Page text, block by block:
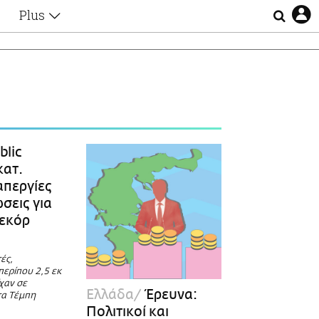
Plus
Οι Αθηναίοι
Απώλειες
Lgbtqi+
Επιλογές
για
2,5 εκ
σε
Τέμπη
Ελλάδα Έρευνα:
Πολιτικοί και